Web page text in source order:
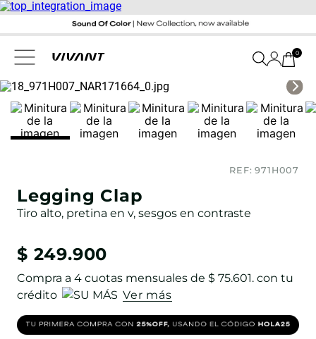
0
REF:971H007
Legging Clap
Tiro alto, pretina en v, sesgos en contraste
$ 249.900
Compra a 4 cuotas mensuales de $ 75.601. con tu
crédito
Ver más